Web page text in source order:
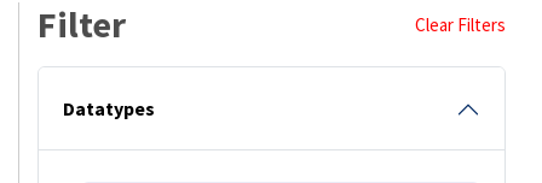
Filter Clear Filters
Datatypes